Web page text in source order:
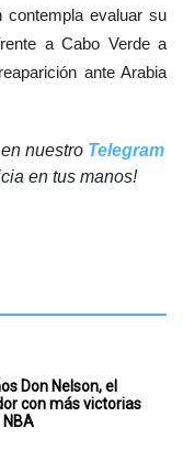
contempla evaluar su
a Cabo Verde a
ante Arabia
nuestro Telegram
en tus manos!
Don Nelson, el
con más victorias